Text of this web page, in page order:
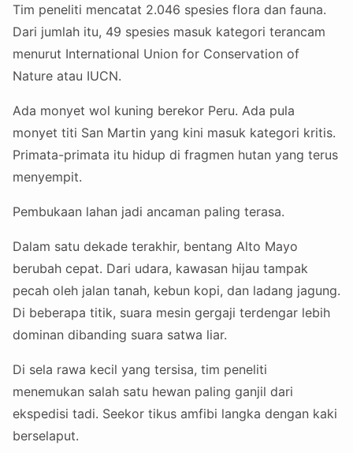
Tim peneliti mencatat 2.046 spesies flora dan fauna.
Dari jumlah itu, 49 spesies masuk kategori terancam
menurut International Union for Conservation of
Nature atau IUCN.
Ada monyet wol kuning berekor Peru. Ada pula
monyet titi San Martin yang kini masuk kategori kritis.
Primata-primata itu hidup di fragmen hutan yang terus
menyempit.
Pembukaan lahan jadi ancaman paling terasa.
Dalam satu dekade terakhir, bentang Alto Mayo
berubah cepat. Dari udara, kawasan hijau tampak
pecah oleh jalan tanah, kebun kopi, dan ladang jagung.
Di beberapa titik, suara mesin gergaji terdengar lebih
dominan dibanding suara satwa liar.
Di sela rawa kecil yang tersisa, tim peneliti
menemukan salah satu hewan paling ganjil dari
ekspedisi tadi. Seekor tikus amfibi langka dengan kaki
berselaput.